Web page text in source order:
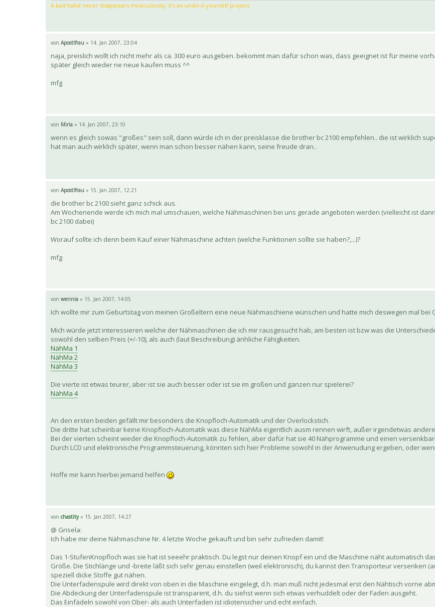
A bad habit never disappears miraculously; it's an undo-it-yourself project.
von Apostlfrau » 14. Jan 2007, 23:04
naja, preislich wollt ich nicht mehr als ca. 300 euro ausgeben. bekommt man dafür schon was, dass geeignet ist für meine
später gleich wieder ne neue kaufen muss ^^
mfg
von Miria » 14. Jan 2007, 23:10
wenn es gleich sowas "großes" sein soll, dann würde ich in der preisklasse die brother bc 2100 empfehlen.. die ist wirklich
hat man auch wirklich später, wenn man schon besser nähen kann, seine freude dran..
von Apostlfrau » 15. Jan 2007, 12:21
die brother bc 2100 sieht ganz schick aus.
Am Wochenende werde ich mich mal umschauen, welche Nähmaschinen bei uns gerade angeboten werden (vielleicht ist
bc 2100 dabei)
Worauf sollte ich denn beim Kauf einer Nähmaschine achten (welche Funktionen sollte sie haben?,...)?
mfg
von wennia » 15. Jan 2007, 14:05
Ich wollte mir zum Geburtstag von meinen Großeltern eine neue Nähmaschiene wünschen und hatte mich deswegen mal bei
Mich würde jetzt interessieren welche der Nähmaschinen die ich mir rausgesucht hab, am besten ist bzw was die
sowohl den selben Preis (+/-10), als auch (laut Beschreibung) änhliche Fähigkeiten.
NähMa 1
NähMa 2
NähMa 3
Die vierte ist etwas teurer, aber ist sie auch besser oder ist sie im großen und ganzen nur spielerei?
NähMa 4
An den ersten beiden gefällt mir besonders die Knopfloch-Automatik und der Overlockstich.
Die dritte hat scheinbar keine Knopfloch-Automatik was diese NähMa eigentlich ausm rennen wirft, außer irgendetwas
Bei der vierten scheint wieder die Knopfloch-Automatik zu fehlen, aber dafür hat sie 40 Nähprogramme und einen
Durch LCD und elektronische Programmsteuerung, könnten sich hier Probleme sowohl in der Anwenudung ergeben, oder
Hoffe mir kann hierbei jemand helfen
von chastity» 15. Jan 2007, 14:27
@ Grisela:
Ich habe mir deine Nähmaschine Nr. 4 letzte Woche gekauft und bin sehr zufrieden damit!
Das 1-StufenKnopfloch was sie hat ist seeehr praktisch. Du legst nur deinen Knopf ein und die Maschine näht automatisch
Größe. Die Stichlänge und -breite läßt sich sehr genau einstellen (weil elektronisch), du kannst den Transporteur versenken
speziell dicke Stoffe gut nähen.
Die Unterfadenspule wird direkt von oben in die Maschine eingelegt, d.h. man muß nicht jedesmal erst den Nähtisch vorne
Die Abdeckung der Unterfadenspule ist transparent, d.h. du siehst wenn sich etwas verhuddelt oder der Faden ausgeht.
Das Einfädeln sowohl von Ober- als auch Unterfaden ist idiotensicher und echt einfach.